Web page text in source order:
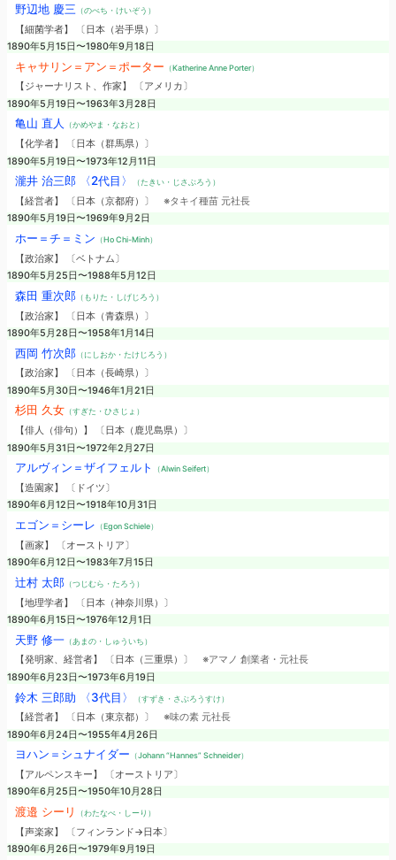
野辺地 慶三 （のべち・けいぞう）
【細菌学者】 〔日本（岩手県）〕
1890年5月15日〜1980年9月18日
キャサリン＝アン＝ポーター （Katherine Anne Porter）
【ジャーナリスト、作家】 〔アメリカ〕
1890年5月19日〜1963年3月28日
亀山 直人 （かめやま・なおと）
【化学者】 〔日本（群馬県）〕
1890年5月19日〜1973年12月11日
瀧井 治三郎 〈2代目〉 （たきい・じさぶろう）
【経営者】 〔日本（京都府）〕 ※タキイ種苗 元社長
1890年5月19日〜1969年9月2日
ホー＝チ＝ミン （Ho Chi-Minh）
【政治家】 〔ベトナム〕
1890年5月25日〜1988年5月12日
森田 重次郎（もりた・しげじろう）
【政治家】 〔日本（青森県）〕
1890年5月28日〜1958年1月14日
西岡 竹次郎（にしおか・たけじろう）
【政治家】 〔日本（長崎県）〕
1890年5月30日〜1946年1月21日
杉田 久女（すぎた・ひさじょ）
【俳人（俳句）】 〔日本（鹿児島県）〕
1890年5月31日〜1972年2月27日
アルヴィン＝ザイフェルト （Alwin Seifert）
【造園家】 〔ドイツ〕
1890年6月12日〜1918年10月31日
エゴン＝シーレ （Egon Schiele）
【画家】 〔オーストリア〕
1890年6月12日〜1983年7月15日
辻村 太郎（つじむら・たろう）
【地理学者】 〔日本（神奈川県）〕
1890年6月15日〜1976年12月1日
天野 修一（あまの・しゅういち）
【発明家、経営者】 〔日本（三重県）〕 ※アマノ 創業者・元社長
1890年6月23日〜1973年6月19日
鈴木 三郎助 〈3代目〉 （すずき・さぶろうすけ）
【経営者】 〔日本（東京都）〕 ※味の素 元社長
1890年6月24日〜1955年4月26日
ヨハン＝シュナイダー （Johann “Hannes” Schneider）
【アルペンスキー】 〔オーストリア〕
1890年6月25日〜1950年10月28日
渡邉 シーリ （わたなべ・しーり）
【声楽家】 〔フィンランド→日本〕
1890年6月26日〜1979年9月19日